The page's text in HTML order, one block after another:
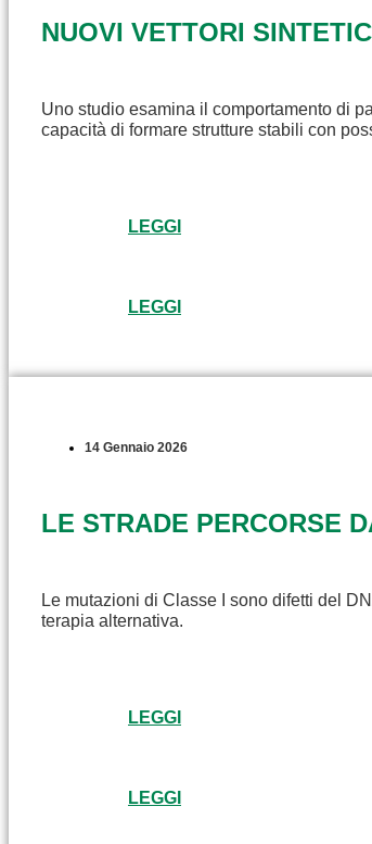
NUOVI VETTORI
Uno studio esamina il comportamento di
capacità di formare strutture stabili con
LEGGI
LEGGI
14 Gennaio 2026
LE STRADE PERCORSE
Le mutazioni di Classe I sono difetti del
terapia alternativa.
LEGGI
LEGGI